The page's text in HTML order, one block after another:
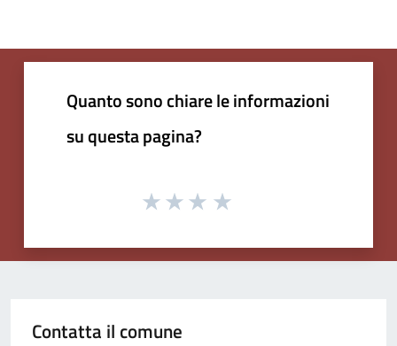
Quanto sono chiare le informazioni
su questa pagina?
Contatta il comune